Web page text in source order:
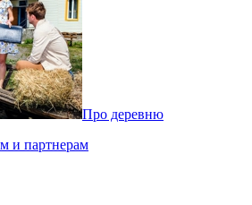
Про деревню
и партнерам